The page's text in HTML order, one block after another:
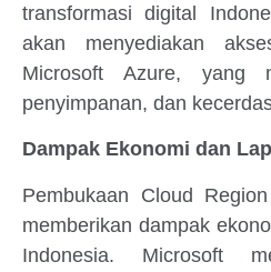
transformasi digital
akan menyediakan
Microsoft Azure, yang
penyimpanan, dan
Dampak Ekonomi dan
Pembukaan Cloud
memberikan dampak
Indonesia. Microsoft